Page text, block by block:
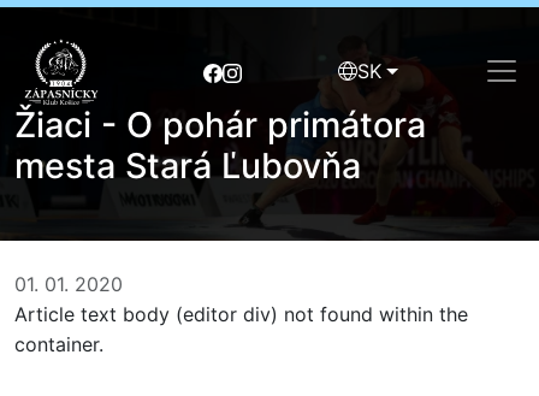
SK
Žiaci - O pohár primátora
mesta Stará Ľubovňa
01. 01. 2020
Article text body (editor div) not found within the
container.